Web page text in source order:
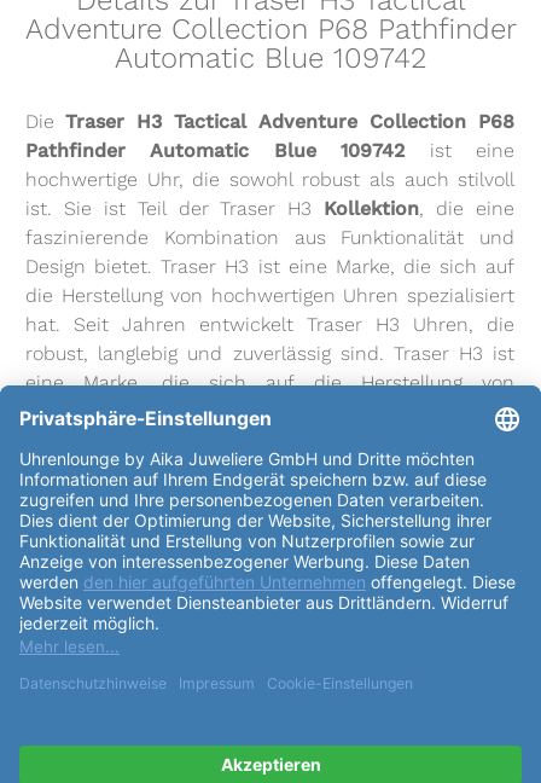
Adventure Collection P68 Pathfinder
Automatic Blue 109742
DieTraser H3 Tactical Adventure Collection P68
Pathfinder Automatic Blue 109742 ist eine
hochwertige Uhr, die sowohl robust als auch stilvoll
ist. Sie ist Teil der Traser H3 Kollektion, die eine
faszinierende Kombination aus Funktionalität und
Design bietet. Traser H3 ist eine Marke, die sich auf
die Herstellung von hochwertigen Uhren spezialisiert
hat. Seit Jahren entwickelt Traser H3 Uhren, die
robust, langlebig und zuverlässig sind. Traser H3 ist
eine Marke, die sich auf die Herstellung von
hochwertigen Uhren spezialisiert hat und über eine
Adventure Collection P68 Pathfinder Automatic
Blue 109742ist eine Uhr, die dank ihres robusten
und stilvollen Designs ein echter Hingucker ist. Das
Gehäusebesteht aus Edelstahl und hat eine runde
Form mit einemDurchmesservon 46mm und einer
Höhevon 10mm. DerGehäuseboden ist massiv und
dasUhrglas
wasserdicht und wird durch ein Automatikwerk